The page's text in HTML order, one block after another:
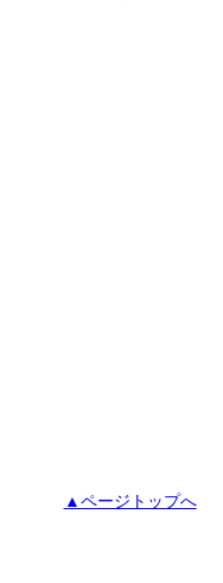
▲ページトップへ